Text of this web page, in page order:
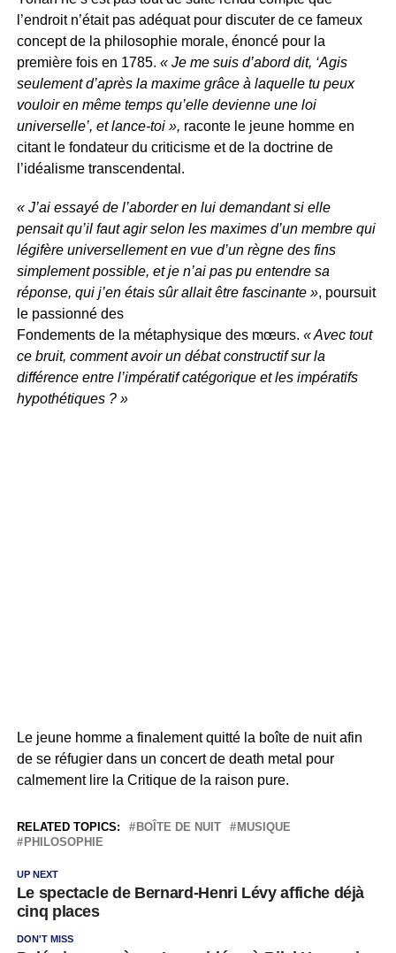
l’endroit n’était pas adéquat pour discuter de ce fameux
concept de la philosophie morale, énoncé pour la
première fois en 1785. « Je me suis d’abord dit, ‘Agis
seulement d’après la maxime grâce à laquelle tu peux
vouloir en même temps qu’elle devienne une loi
universelle’, et lance-toi », raconte le jeune homme en
citant le fondateur du criticisme et de la doctrine de
l’idéalisme transcendental.
« J’ai essayé de l’aborder en lui demandant si elle
pensait qu’il faut agir selon les maximes d’un membre qui
légifère universellement en vue d’un règne des fins
simplement possible, et je n’ai pas pu entendre sa
réponse, qui j’en étais sûr allait être fascinante », poursuit
le passionné des
Fondements de la métaphysique des mœurs. « Avec tout
ce bruit, comment avoir un débat constructif sur la
différence entre l’impératif catégorique et les impératifs
hypothétiques ? »
Le jeune homme a finalement quitté la boîte de nuit afin
de se réfugier dans un concert de death metal pour
calmement lire la Critique de la raison pure.
RELATED TOPICS: BOÎTE DE NUIT
MUSIQUE
PHILOSOPHIE
UP NEXT
Le spectacle de Bernard-Henri Lévy affiche déjà
cinq places
DON'T MISS